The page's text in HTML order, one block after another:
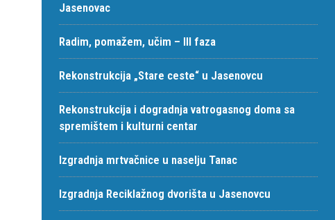
Jasenovac
Radim, pomažem, učim – III faza
Rekonstrukcija „Stare ceste“ u Jasenovcu
Rekonstrukcija i dogradnja vatrogasnog doma sa
spremištem i kulturni centar
Izgradnja mrtvačnice u naselju Tanac
Izgradnja Reciklažnog dvorišta u Jasenovcu